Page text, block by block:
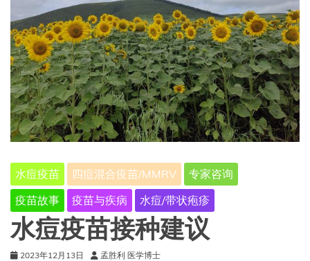
水痘疫苗 四痘混合疫苗/MMRV
专家咨询
疫苗故事
疫苗与疾病 水痘/带状疱疹
水痘疫苗接种建议
2023年12月13日 孟胜利 医学博士